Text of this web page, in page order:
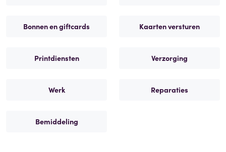
Bonnen en giftcards Kaarten versturen
Printdiensten Verzorging
Werk Reparaties
Bemiddeling